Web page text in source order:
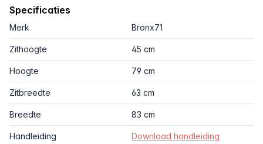
Specificaties
Merk Bronx71
Zithoogte 45 cm
Hoogte 79 cm
Zitbreedte 63 cm
Breedte 83 cm
Handleiding Download handleiding